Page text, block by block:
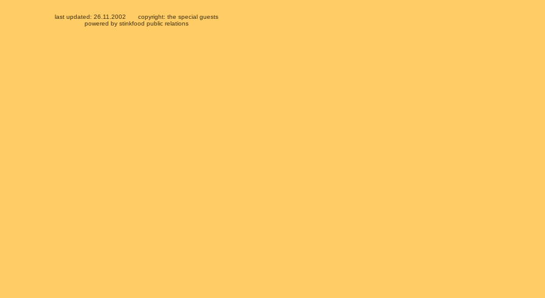
last updated: 26.11.2002
copyright: the special guests
powered by stinkfood public relations